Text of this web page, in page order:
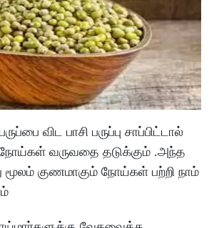
விட பாசி பருப்பு சாப்பிட்டால்
நோய்கள் வருவதை தடுக்கும் .அந்த
மூலம் குணமாகும் நோய்கள் பற்றி நாம்